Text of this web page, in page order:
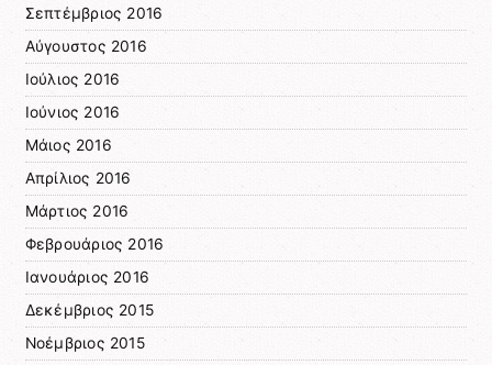
Σεπτέμβριος 2016
Αύγουστος 2016
Ιούλιος 2016
Ιούνιος 2016
Μάιος 2016
Απρίλιος 2016
Μάρτιος 2016
Φεβρουάριος 2016
Ιανουάριος 2016
Δεκέμβριος 2015
Νοέμβριος 2015